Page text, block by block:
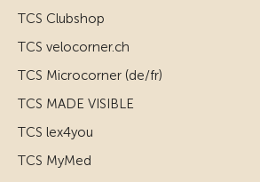
TCS Clubshop
TCS velocorner.ch
TCS Microcorner (de/fr)
TCS MADE VISIBLE
TCS lex4you
TCS MyMed